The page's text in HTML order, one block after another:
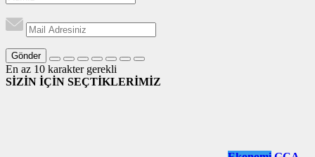
Gönder
En az 10 karakter gerekli
SİZİN İÇİN SEÇTİKLERİMİZ